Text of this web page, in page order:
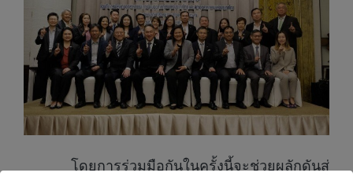
โดยการร่วมมือกันในครั้งนี้จะช่วยผลักดันสู่